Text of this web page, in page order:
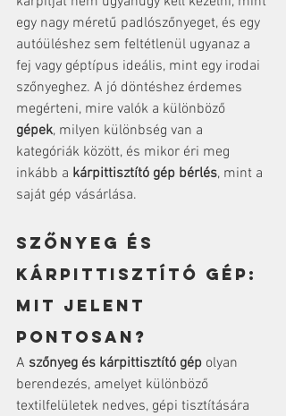
egy nagy méretű padlószőnyeget, és egy
autóüléshez sem feltétlenül ugyanaz a
fej vagy géptípus ideális, mint egy irodai
szőnyeghez. A jó döntéshez érdemes
megérteni, mire valók a különböző
gépek, milyen különbség van a
kategóriák között, és mikor éri meg
inkább a kárpittisztító gép bérlés, mint a
saját gép vásárlása.
Szőnyeg és
kárpittisztító gép:
mit jelent
pontosan?
A szőnyeg és kárpittisztító gép olyan
berendezés, amelyet különböző
textilfelületek nedves, gépi tisztítására